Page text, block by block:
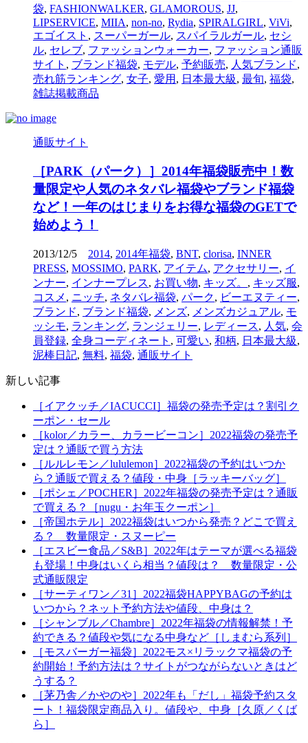
袋, FASHIONWALKER, GLAMOROUS, JJ,
LIPSERVICE, MIIA, non-no, Rydia, SPIRALGIRL, ViVi,
エゴイスト , スーパーガール, スパイラルガール, セシ
ル, セレブ, ファッションウォーカー, ファッション通販
サイト , ブランド福袋, モデル, 予約販売, 人気ブランド,
売れ筋ランキング, 女子, 愛用 , 日本最大級, 最旬, 福袋,
雑誌掲載商品
通販サイト
［PARK（パーク）］2014年福袋販売中！数
量限定や人気のネタバレ福袋やブランド福袋
など！一年のはじまりをお得な福袋のGETで
始めよう！
2013/12/5 2014, 2014年福袋, BNT, clorisa, INNER
PRESS, MOSSIMO, PARK, アイテム, アクセサリー, イ
ンナー, インナープレス, お買い物, キッズ。 , キッズ服,
コスメ , ニッチ, ネタバレ福袋, パーク, ビーエヌティー,
ブランド, ブランド福袋, メンズ, メンズカジュアル, モ
ッシモ, ランキング, ランジェリー, レディース, 人気, 会
員登録, 全身コーディネート , 可愛い, 和柄, 日本最大級,
泥棒日記, 無料, 福袋, 通販サイト
新しい記事
［イアクッチ／IACUCCI］福袋の発売予定は？割引ク
ーポン・セール
［kolor／カラー、カラービーコン］2022福袋の発売予
定は？通販で買う方法
［ルルレモン／lululemon］2022福袋の予約はいつか
ら？通販で買える？値段・中身［ラッキーバッグ］
［ポシェ／POCHER］2022年福袋の発売予定は？通販
で買える？［nugu・お年玉クーポン］
［帝国ホテル］2022福袋はいつから発売？どこで買え
る？ 数量限定・スヌーピー
［エスビー食品／S&B］2022年はテーマが選べる福袋
も登場！中身はいくら相当？値段は？ 数量限定・公
式通販限定
［サーティワン／31］2022福袋HAPPYBAGの予約は
いつから？ネット予約方法や値段、中身は？
［シャンブル／Chambre］2022年福袋の情報解禁！予
約できる？値段や気になる中身など［しまむら系列］
［モスバーガー福袋］2022モス×リラックマ福袋の予
約開始！予約方法は？サイトがつながらないときはど
うする？
［茅乃舎／かやのや］2022年も「だし」福袋予約スタ
ート！福袋限定商品入り。値段や、中身［久原／くば
ら］